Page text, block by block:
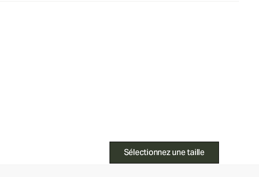
Sélectionnez une taille